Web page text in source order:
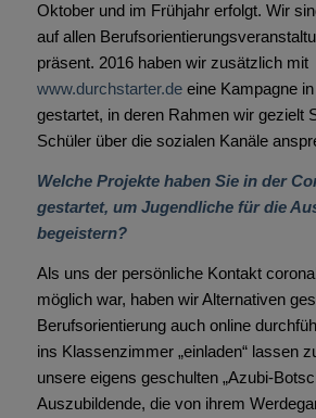
Oktober und im Frühjahr erfolgt. Wir
auf allen
präsent. 2016 haben wir zusätzlich mit
www.durchstarter.deeine Kampagne
gestartet, in deren Rahmen wir gezielt
Schüler über die sozialen Kanäle
Welche Projekte haben Sie in der
gestartet, um Jugendliche für die
begeistern?
Als uns der persönliche Kontakt
möglich war, haben wir Alternativen
Berufsorientierung auch online
ins Klassenzimmer „einladen“ lassen
unsere eigens geschulten „Azubi-
Auszubildende, die von ihrem